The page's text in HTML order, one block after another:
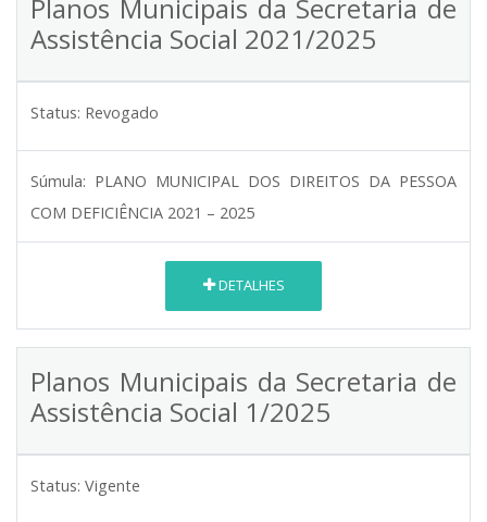
Planos Municipais da Secretaria de
Assistência Social 2021/2025
Status: Revogado
Súmula: PLANO MUNICIPAL DOS DIREITOS DA PESSOA
COM DEFICIÊNCIA 2021 – 2025
DETALHES
Planos Municipais da Secretaria de
Assistência Social 1/2025
Status: Vigente